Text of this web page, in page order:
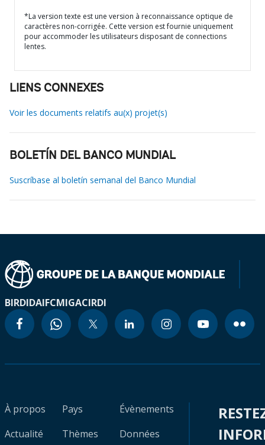
*La version texte est une version à reconnaissance optique de
caractères non-corrigée. Cette version est fournie uniquement
pour accommoder les utilisateurs disposant de connections
lentes.
LIENS CONNEXES
Voir les documents relatifs au(x) projet(s)
BOLETÍN DEL BANCO MUNDIAL
Suscríbase al boletín semanal del Banco Mundial
BIRDIDAIFCMIGACIRDI
À propos
Actualité
Pays
Thèmes
Évènements
Données